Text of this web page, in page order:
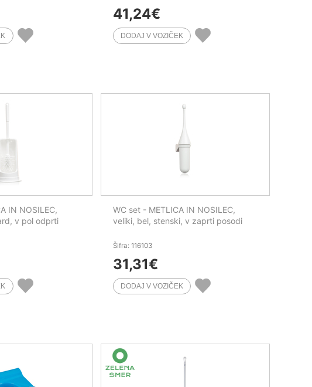
41,24€
IN NOSILEC,
v pol odprti
WC set - METLICA IN NOSILEC,
veliki, bel, stenski, v zaprti posodi
Šifra: 116103
31,31€